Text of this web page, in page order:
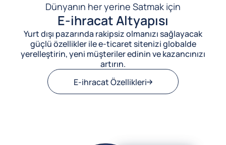
Dünyanın her yerine Satmak için
E-ihracat Altyapısı
Yurt dışı pazarında rakipsiz olmanızı sağlayacak
güçlü özellikler ile e-ticaret sitenizi globalde
yerelleştirin, yeni müşteriler edinin ve kazancınızı
artırın.
E-ihracat Özellikleri